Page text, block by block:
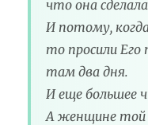
что она
И потому,
то просили
там два дня.
И еще большее
А женщине той